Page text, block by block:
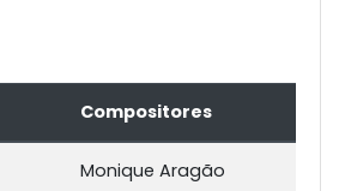
Compositores
Monique Aragão